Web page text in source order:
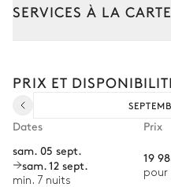
12 places
Jardin
Patio
SERVICES À LA CARTE
Transfert à l'arrivée et au
Courses livrées avant
Chef à domicile
PRIX ET
Dates
Prix
sam. 05 sept.
sam. 12 sept.
min. 7 nuits
19
pour